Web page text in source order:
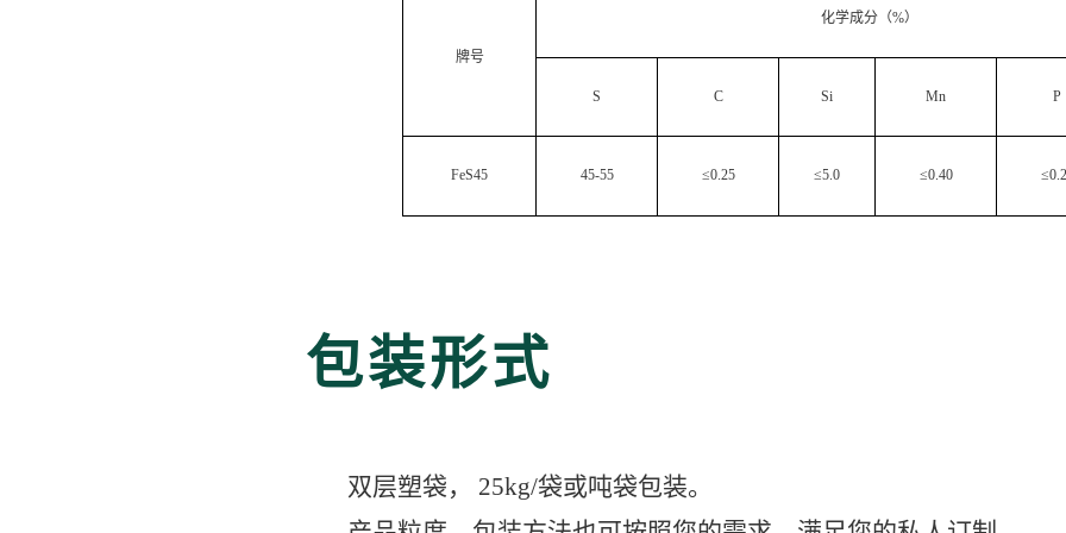
牌号
化学成分（%）
S C Si Mn P
FeS45 45-55 ≤0.25 ≤5.0 ≤0.40
包装形式
双层塑袋， 25kg/袋或吨袋包装。